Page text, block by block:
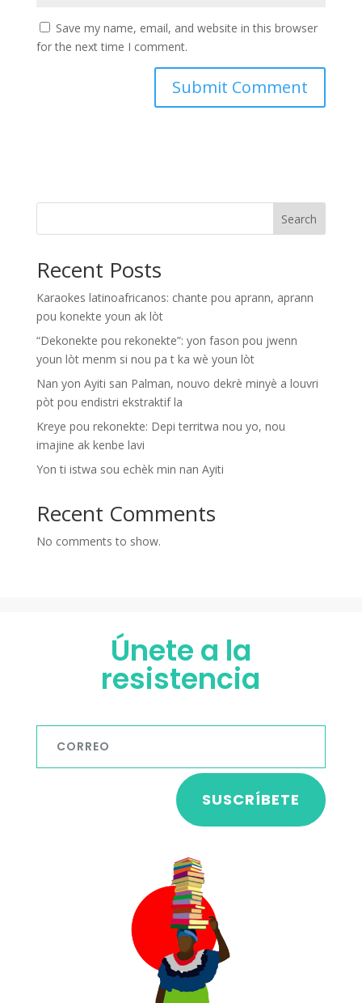
Save my name, email, and website in this browser
for the next time I comment.
Search
Recent Posts
Karaokes latinoafricanos: chante pou aprann, aprann
pou konekte youn ak lòt
“Dekonekte pou rekonekte”: yon fason pou jwenn
youn lòt menm si nou pa t ka wè youn lòt
Nan yon Ayiti san Palman, nouvo dekrè minyè a louvri
pòt pou endistri ekstraktif la
Kreye pou rekonekte: Depi territwa nou yo, nou
imajine ak kenbe lavi
Yon ti istwa sou echèk min nan Ayiti
Recent Comments
No comments to show.
Únete a la
resistencia
SUSCRÍBETE